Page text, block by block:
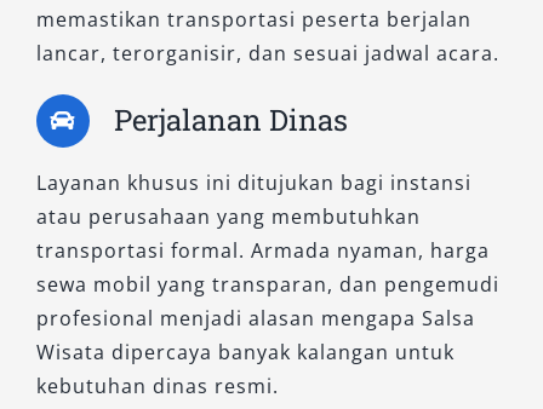
memastikan transportasi peserta berjalan
lancar, terorganisir, dan sesuai jadwal acara.
Perjalanan Dinas
Layanan khusus ini ditujukan bagi instansi
atau perusahaan yang membutuhkan
transportasi formal. Armada nyaman, harga
sewa mobil yang transparan, dan pengemudi
profesional menjadi alasan mengapa Salsa
Wisata dipercaya banyak kalangan untuk
kebutuhan dinas resmi.